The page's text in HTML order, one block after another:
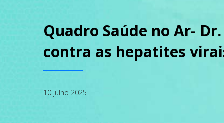
Quadro Saúde no Ar-
contra as hepatites
10 julho 2025